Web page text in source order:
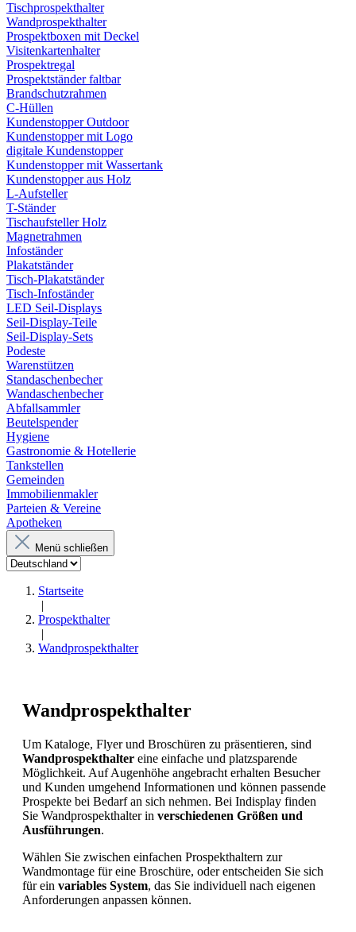
Tischprospekthalter
Wandprospekthalter
Prospektboxen mit Deckel
Visitenkartenhalter
Prospektregal
Prospektständer faltbar
Brandschutzrahmen
C-Hüllen
Kundenstopper Outdoor
Kundenstopper mit Logo
digitale Kundenstopper
Kundenstopper mit Wassertank
Kundenstopper aus Holz
L-Aufsteller
T-Ständer
Tischaufsteller Holz
Magnetrahmen
Infoständer
Plakatständer
Tisch-Plakatständer
Tisch-Infoständer
LED Seil-Displays
Seil-Display-Teile
Seil-Display-Sets
Podeste
Warenstützen
Standaschenbecher
Wandaschenbecher
Abfallsammler
Beutelspender
Hygiene
Gastronomie & Hotellerie
Tankstellen
Gemeinden
Immobilienmakler
Parteien & Vereine
Apotheken
Menü schließen
Startseite
|
Prospekthalter
|
Wandprospekthalter
Wandprospekthalter
Um Kataloge, Flyer und Broschüren zu präsentieren, sind
Wandprospekthalter eine einfache und platzsparende
Möglichkeit. Auf Augenhöhe angebracht erhalten Besucher
und Kunden umgehend Informationen und können passende
Prospekte bei Bedarf an sich nehmen. Bei Indisplay finden
Sie Wandprospekthalter in verschiedenen Größen und
Ausführungen.
Wählen Sie zwischen einfachen Prospekthaltern zur
Wandmontage für eine Broschüre, oder entscheiden Sie sich
für ein variables System, das Sie individuell nach eigenen
Anforderungen anpassen können.